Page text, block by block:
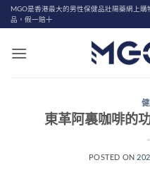
Skip
to
MGO是香港最大的男性保健品壯陽藥網上
品，假一賠十
東革阿裏咖啡的
POSTED ON